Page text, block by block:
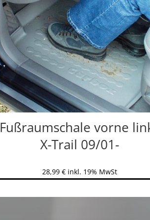
Fußraumschale vorne
X-Trail 09/01-
28,99 € inkl. 19% MwSt